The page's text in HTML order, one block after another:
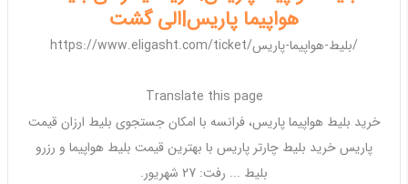
هواپیما پاریس|الی گشت
https://www.eligasht.com/ticket/بلیط-هواپیما-پاریس/
Translate this page
خرید بلیط هواپیما پاریس، فرانسه با امکان جستجوی بلیط ارزانقیمت
پاریس خرید بلیط چارتر پاریس با بهترینقیمت بلیط هواپیما و رزرو
بلیط ... رفت: 27 شهریور
.